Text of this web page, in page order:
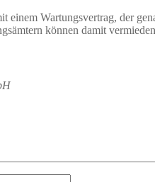
einem Wartungsvertrag, der
können damit